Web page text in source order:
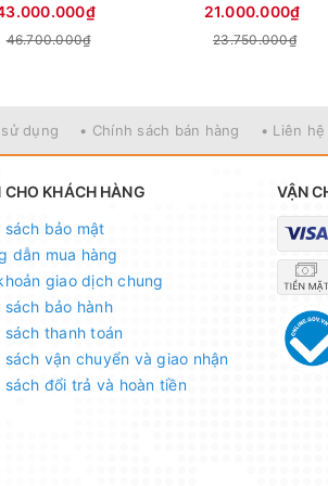
46.700.000₫
21.000.000₫
23.750.000₫
dụng • Chính sách bán hàng • Liên hệ
CHO KHÁCH HÀNG
sách bảo mật
dẫn mua hàng
giao dịch chung
sách bảo hành
sách thanh toán
sách vận chuyển và giao nhận
sách đổi trả và hoàn tiền
VẬN